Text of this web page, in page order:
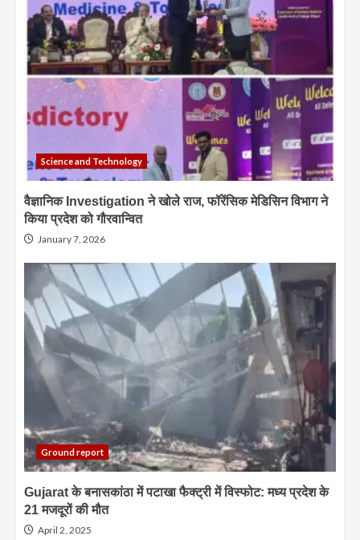
Science and Technology
वैज्ञानिक Investigation ने खोले राज, फॉरेंसिक मेडिसिन विभाग ने
किया प्रदेश को गौरवान्वित
January 7, 2026
Ground report
Gujarat के बनासकांठा में पटाखा फैक्ट्री में विस्फोट: मध्य प्रदेश के
21 मजदूरों की मौत
April 2, 2025